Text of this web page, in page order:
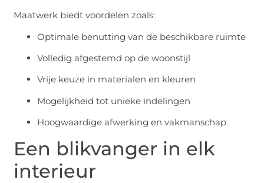
Maatwerk biedt voordelen zoals:
Optimale benutting van de beschikbare ruimte
Volledig afgestemd op de woonstijl
Vrije keuze in materialen en kleuren
Mogelijkheid tot unieke indelingen
Hoogwaardige afwerking en vakmanschap
Een blikvanger in elk
interieur